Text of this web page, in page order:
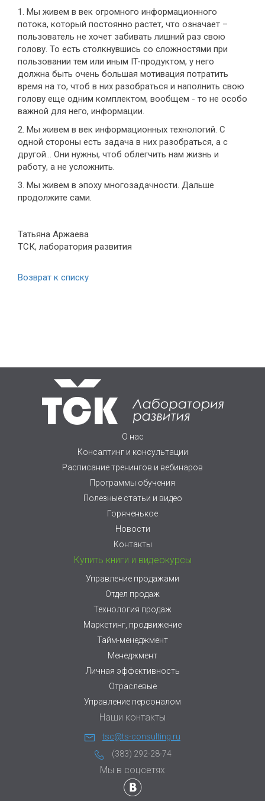
1. Мы живем в век огромного информационного
потока, который постоянно растет, что означает –
пользователь не хочет забивать лишний раз свою
голову. То есть столкнувшись со сложностями при
пользовании тем или иным IT-продуктом, у него
должна быть очень большая мотивация потратить
время на то, чтоб в них разобраться и наполнить свою
голову еще одним комплектом, вообщем - то не особо
важной для него, информации.
2. Мы живем в век информационных технологий. С
одной стороны есть задача в них разобраться, а с
другой… Они нужны, чтоб облегчить нам жизнь и
работу, а не усложнить.
3. Мы живем в эпоху многозадачности. Дальше
продолжите сами.
Татьяна Аржаева
ТСК, лаборатория развития
Возврат к списку
О нас
Консалтинг и консультации
Расписание тренингов и вебинаров
Программы обучения
Полезные статьи и видео
Горяченькое
Новости
Контакты
Купить книги и видеокурсы
Управление продажами
Отдел продаж
Технология продаж
Маркетинг, продвижение
Тайм-менеджмент
Менеджмент
Личная эффективность
Отраслевые
Управление персоналом
Наши контакты
tsc@ts-consulting.ru
(383) 292-28-74
Мы в соцсетях